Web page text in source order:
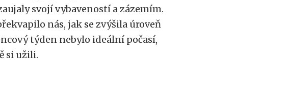
svojí vybaveností a zázemím.
nás, jak se zvýšila úroveň
týden nebylo ideální počasí,
si užili.